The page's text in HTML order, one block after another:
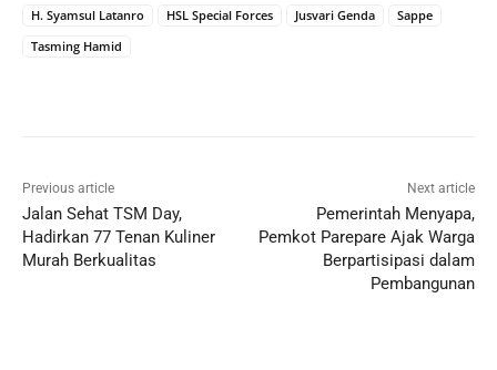
H. Syamsul Latanro
HSL Special Forces Jusvari Genda
Sappe
Tasming Hamid
Previous article
Jalan Sehat TSM Day,
Hadirkan 77 Tenan Kuliner
Murah Berkualitas
Next article
Pemerintah Menyapa,
Pemkot Parepare Ajak Warga
Berpartisipasi dalam
Pembangunan